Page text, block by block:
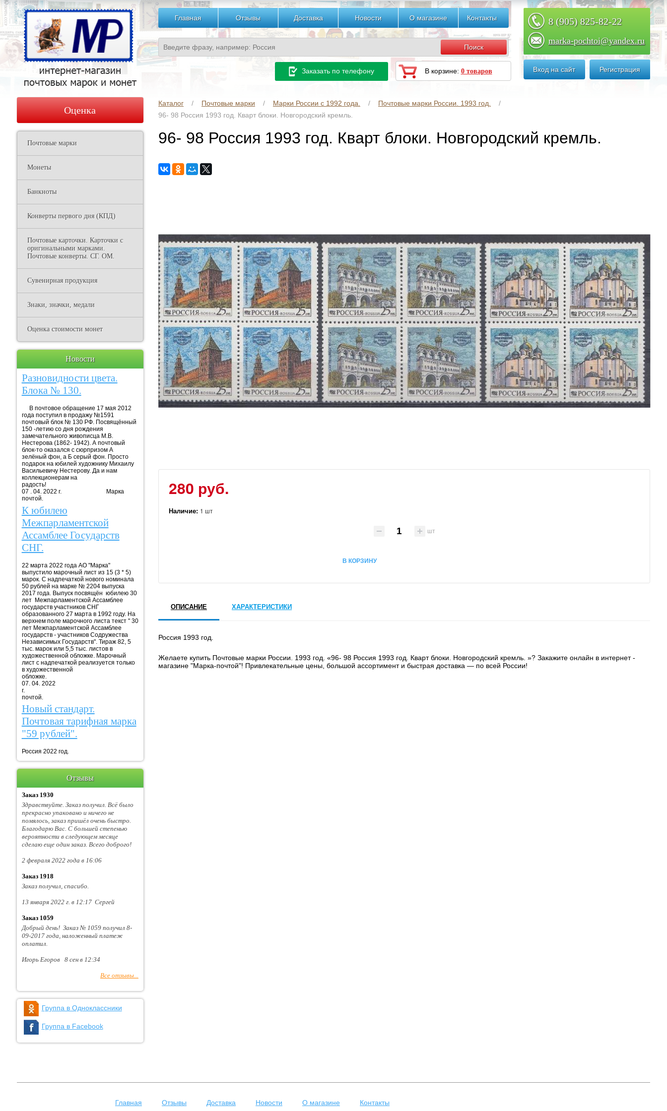
Главная Отзывы Доставка Новости О магазине Контакты 8 (905) 825-82-22
marka-pochtoi@yandex.ru
Вход на сайт Регистрация
Заказать по телефону В корзине: 0 товаров
Каталог Почтовые марки Марки России с 1992 года.
Почтовые марки России. 1993 год.
96- 98 Россия 1993 год. Кварт блоки. Новгородский кремль.
96- 98 Россия 1993 год. Кварт блоки. Новгородский кремль.
280 руб.
Наличие: 1 шт
шт
В КОРЗИНУ
ОПИСАНИЕ ХАРАКТЕРИСТИКИ
Россия 1993 год.
Желаете купить Почтовые марки России. 1993 год. «96- 98 Россия 1993 год. Кварт блоки. Новгородский кремль. »? Закажите онлайн в интернет -
магазине "Марка-почтой"! Привлекательные цены, большой ассортимент и быстрая доставка — по всей России!
Оценка
Почтовые марки
Монеты
Банкноты
Конверты первого дня (КПД)
Почтовые карточки. Карточки с
оригинальными марками.
Почтовые конверты. СГ. ОМ.
Сувенирная продукция
Знаки, значки, медали
Оценка стоимости монет
Новости
Разновидности цвета.
Блока № 130.
В почтовое обращение 17 мая 2012
года поступил в продажу №1591
почтовый блок № 130 РФ. Посвящённый
150 -летию со дня рождения
замечательного живописца М.В.
Нестерова (1862- 1942). А почтовый
блок-то оказался с сюрпризом А
зелёный фон, а Б серый фон. Просто
подарок на юбилей художнику Михаилу
Васильевичу Нестерову. Да и нам
коллекционерам на
радость!
07 . 04. 2022 г. Марка
почтой.
К юбилею
Межпарламентской
Ассамблее Государств
СНГ.
22 марта 2022 года АО "Марка"
выпустило марочный лист из 15 (3 * 5)
марок. С надпечаткой нового номинала
50 рублей на марке № 2204 выпуска
2017 года. Выпуск посвящён юбилею 30
лет Межпарламентской Ассамблее
государств участников СНГ
образованного 27 марта в 1992 году. На
верхнем поле марочного листа текст " 30
лет Межпарламентской Ассамблее
государств - участников Содружества
Независимых Государств". Тираж 82, 5
тыс. марок или 5,5 тыс. листов в
художественной обложке. Марочный
лист с надпечаткой реализуется только
в художественной
обложке.
07. 04. 2022
г. Марка
почтой.
Новый стандарт.
Почтовая тарифная марка
"59 рублей".
Россия 2022 год.
Отзывы
Заказ 1930
Здравствуйте. Заказ получил. Всё было
прекрасно упаковано и ничего не
помялось, заказ пришёл очень быстро.
Благодарю Вас. С большей степенью
вероятности в следующем месяце
сделаю еще один заказ. Всего доброго!
2 февраля 2022 года в 16:06
Заказ 1918
Заказ получил, спасибо.
13 января 2022 г. в 12:17 Сергей
Заказ 1059
Добрый день! Заказ № 1059 получил 8-
09-2017 года, наложенный платеж
оплатил.
Игорь Егоров 8 сен в 12:34
Все отзывы...
Группа в Одноклассники
Группа в Facebook
Главная Отзывы Доставка Новости О магазине Контакты